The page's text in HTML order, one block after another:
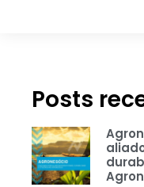
Posts